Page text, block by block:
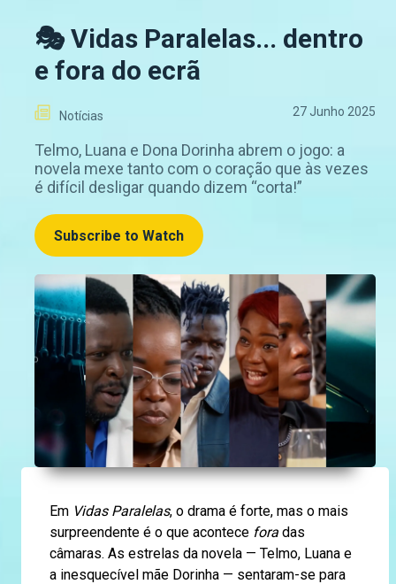
🎭 Vidas Paralelas... dentro
e fora do ecrã
Notícias 27 Junho 2025
Telmo, Luana e Dona Dorinha abrem o jogo: a
novela mexe tanto com o coração que às vezes
é difícil desligar quando dizem “corta!”
Subscribe to Watch
Em Vidas Paralelas, o drama é forte, mas o mais
surpreendente é o que acontece fora das
câmaras. As estrelas da novela — Telmo, Luana e
a inesquecível mãe Dorinha — sentaram-se para